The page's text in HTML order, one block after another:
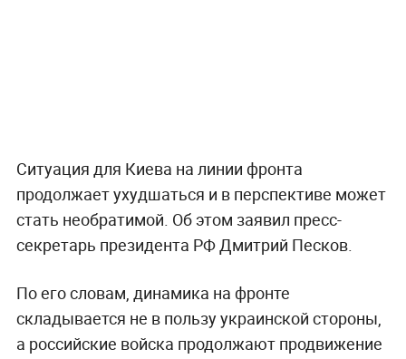
Ситуация для Киева на линии фронта
продолжает ухудшаться и в перспективе может
стать необратимой. Об этом заявил пресс-
секретарь президента РФ Дмитрий Песков.
По его словам, динамика на фронте
складывается не в пользу украинской стороны,
а российские войска продолжают продвижение